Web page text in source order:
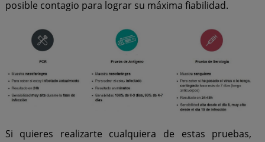
posible contagio para lograr su máxima fiabilidad.
Si quieres realizarte cualquiera de estas pruebas,